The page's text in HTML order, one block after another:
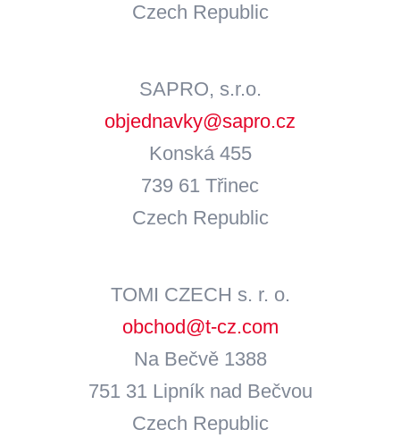
Czech Republic
SAPRO, s.r.o.
objednavky@sapro.cz
Konská 455
739 61 Třinec
Czech Republic
TOMI CZECH s. r. o.
obchod@t-cz.com
Na Bečvě 1388
751 31 Lipník nad Bečvou
Czech Republic